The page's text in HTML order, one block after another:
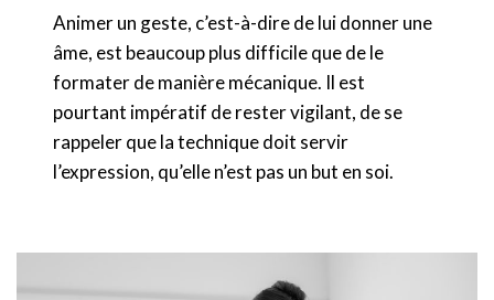
Animer un geste, c’est-à-dire de lui donner une
âme, est beaucoup plus difficile que de le
formater de manière mécanique. Il est
pourtant impératif de rester vigilant, de se
rappeler que la technique doit servir
l’expression, qu’elle n’est pas un but en soi.